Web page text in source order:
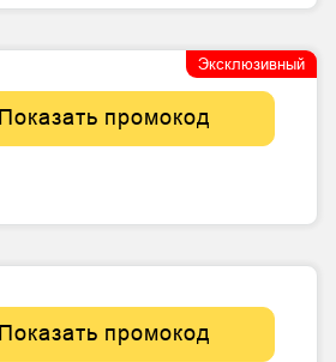
Эксклюзивный
Показать промокод
Показать промокод